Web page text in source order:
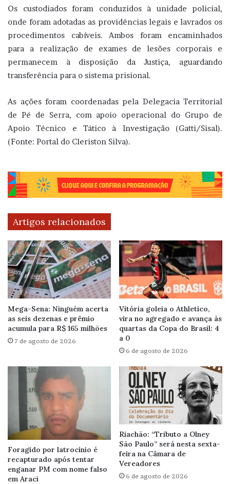
Os custodiados foram conduzidos à unidade policial,
onde foram adotadas as providências legais e lavrados os
procedimentos cabíveis. Ambos foram encaminhados
para a realização de exames de lesões corporais e
permanecem à disposição da Justiça, aguardando
transferência para o sistema prisional.
As ações foram coordenadas pela Delegacia Territorial
de Pé de Serra, com apoio operacional do Grupo de
Apoio Técnico e Tático à Investigação (Gatti/Sisal).
(Fonte: Portal do Cleriston Silva).
Artigos relacionados
Mega-Sena: Ninguém acerta
as seis dezenas e prêmio
acumula para R$ 165 milhões
7 de agosto de 2026
Vitória goleia o Athletico,
vira no agregado e avança às
quartas da Copa do Brasil: 4
a 0
6 de agosto de 2026
Foragido por latrocínio é
recapturado após tentar
enganar PM com nome falso
em Araci
Riachão: “Tributo a Olney
São Paulo” será nesta sexta-
feira na Câmara de
Vereadores
6 de agosto de 2026